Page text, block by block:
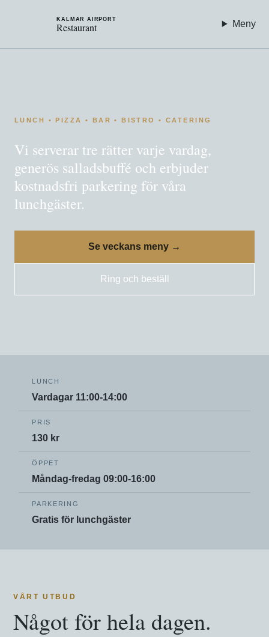
KALMAR AIRPORT
Restaurant Meny
LUNCH • PIZZA • BAR • BISTRO • CATERING
Vi serverar tre rätter varje vardag,
generös salladsbuffé och erbjuder
kostnadsfri parkering för våra
lunchgäster.
Se veckans meny →
Ring och beställ
LUNCH
Vardagar 11:00-14:00
PRIS
130 kr
ÖPPET
Måndag-fredag 09:00-16:00
PARKERING
Gratis för lunchgäster
VÅRT UTBUD
Något för hela dagen.